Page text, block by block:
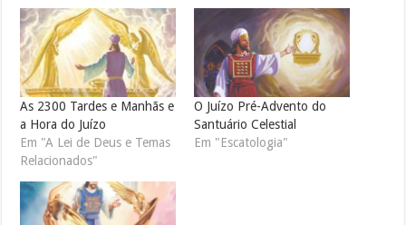
As 2300 Tardes e Manhãs e
a Hora do Juízo
Em "A Lei de Deus e Temas
Relacionados"
O Juízo Pré-Advento do
Santuário Celestial
Em "Escatologia"